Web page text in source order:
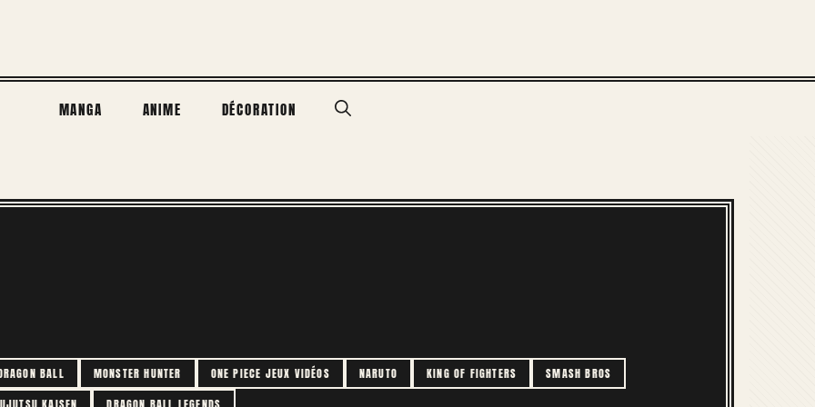
MANGA ANIME DÉCORATION
BALL MONSTER HUNTER ONE PIECE JEUX VIDÉOS NARUTO KING OF FIGHTERS
SMASH BROS